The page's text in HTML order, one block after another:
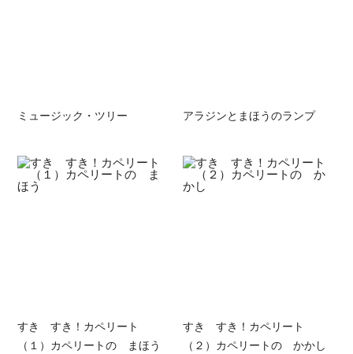
ミュージック・ツリー アラジンとまほうのランプ
すき すき！カペリート
（１）カペリートの まほう
すき すき！カペリート
（２）カペリートの かかし